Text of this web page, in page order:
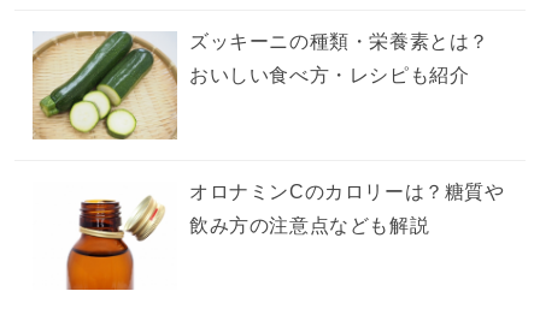
ズッキーニの種類・栄養素とは？
おいしい食べ方・レシピも紹介
オロナミンCのカロリーは？糖質や
飲み方の注意点なども解説